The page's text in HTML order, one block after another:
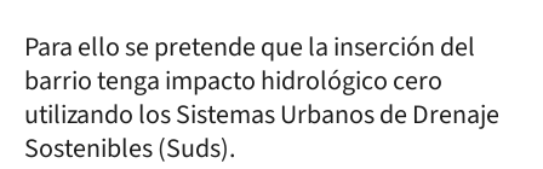
Para ello se pretende que la inserción del
barrio tenga impacto hidrológico cero
utilizando los Sistemas Urbanos de Drenaje
Sostenibles (Suds).